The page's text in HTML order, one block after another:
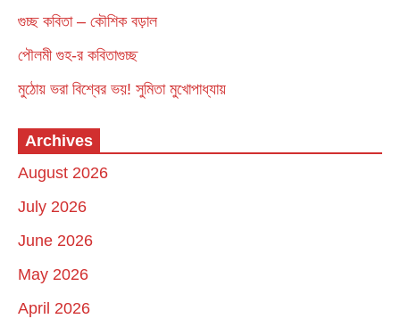
গুচ্ছ কবিতা – কৌশিক বড়াল
পৌলমী গুহ-র কবিতাগুচ্ছ
মুঠোয় ভরা বিশ্বের ভয়! সুমিতা মুখোপাধ্যায়
Archives
August 2026
July 2026
June 2026
May 2026
April 2026